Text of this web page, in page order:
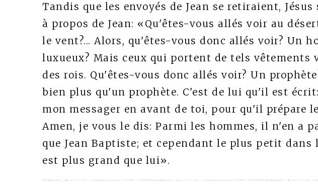
Tandis que les envoyés de Jean se retiraient,
à propos de Jean: «Qu'êtes-vous allés voir au
le vent?... Alors, qu'êtes-vous donc allés voir? Un
luxueux? Mais ceux qui portent de tels vêtements
des rois. Qu'êtes-vous donc allés voir? Un
bien plus qu'un prophète. C'est de lui qu'il est
mon messager en avant de toi, pour qu'il prépare
Amen, je vous le dis: Parmi les hommes, il n'en a
que Jean Baptiste; et cependant le plus petit dans
est plus grand que lui».